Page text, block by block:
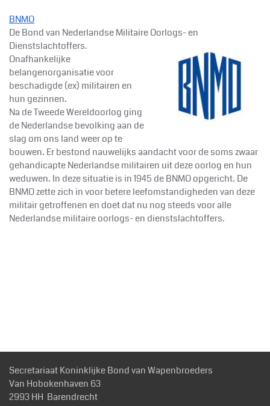
BNMO
De Bond van Nederlandse Militaire Oorlogs- en
Dienstslachtoffers.
Onafhankelijke
belangenorganisatie voor
beschadigde (ex) militairen en
hun gezinnen.
Na de Tweede Wereldoorlog ging
de Nederlandse bevolking aan de
slag om ons land weer op te
bouwen. Er bestond nauwelijks aandacht voor de soms zwaar
gehandicapte Nederlandse militairen uit deze oorlog en hun
weduwen. In deze situatie is in 1945 de BNMO opgericht. De
BNMO zette zich in voor betere leefomstandigheden van deze
militair getroffenen en doet dat nu nog steeds voor alle
Nederlandse militaire oorlogs- en dienstslachtoffers.
Secretariaat Koninklijke Bond van Wapenbroeders
Van Hobokenhaven 63
2993 HH Barendrecht